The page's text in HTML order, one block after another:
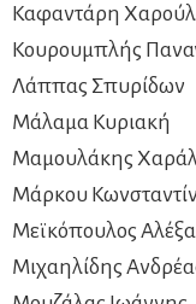
Καφαντάρη
Κουρουμπλής
Λάππας Σπυρίδων
Μάλαμα Κυριακή
Mαμουλάκης
Μάρκου
Μεϊκόπουλος
Μιχαηλίδης